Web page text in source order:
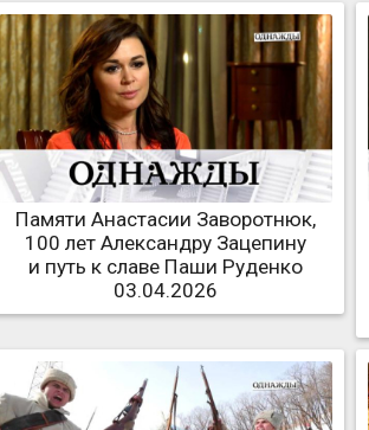
Памяти Анастасии Заворотнюк,
100 лет Александру Зацепину
и путь к славе Паши Руденко
03.04.2026